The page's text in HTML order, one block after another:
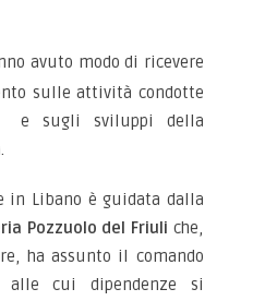
avuto modo di ricevere
sulle attività condotte
sugli sviluppi della
in Libano è guidata dalla
Pozzuolo del Friuli che,
ha assunto il comando
cui dipendenze si